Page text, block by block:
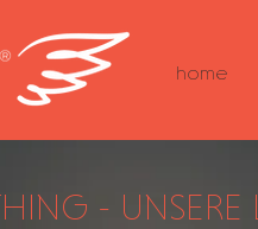
home
- UNSERE